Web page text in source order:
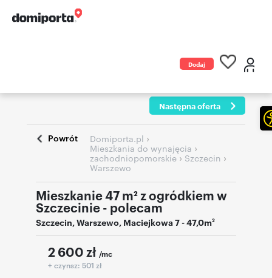
Dodaj
Następna oferta
Powrót Domiporta.pl ›
Mieszkania do wynajęcia ›
zachodniopomorskie› Szczecin ›
Warszewo
Mieszkanie 47 m² z ogródkiem w
Szczecinie - polecam
Szczecin,Warszewo, Maciejkowa 7- 47,0m2
2 600 zł /mc
+ czynsz: 501 zł